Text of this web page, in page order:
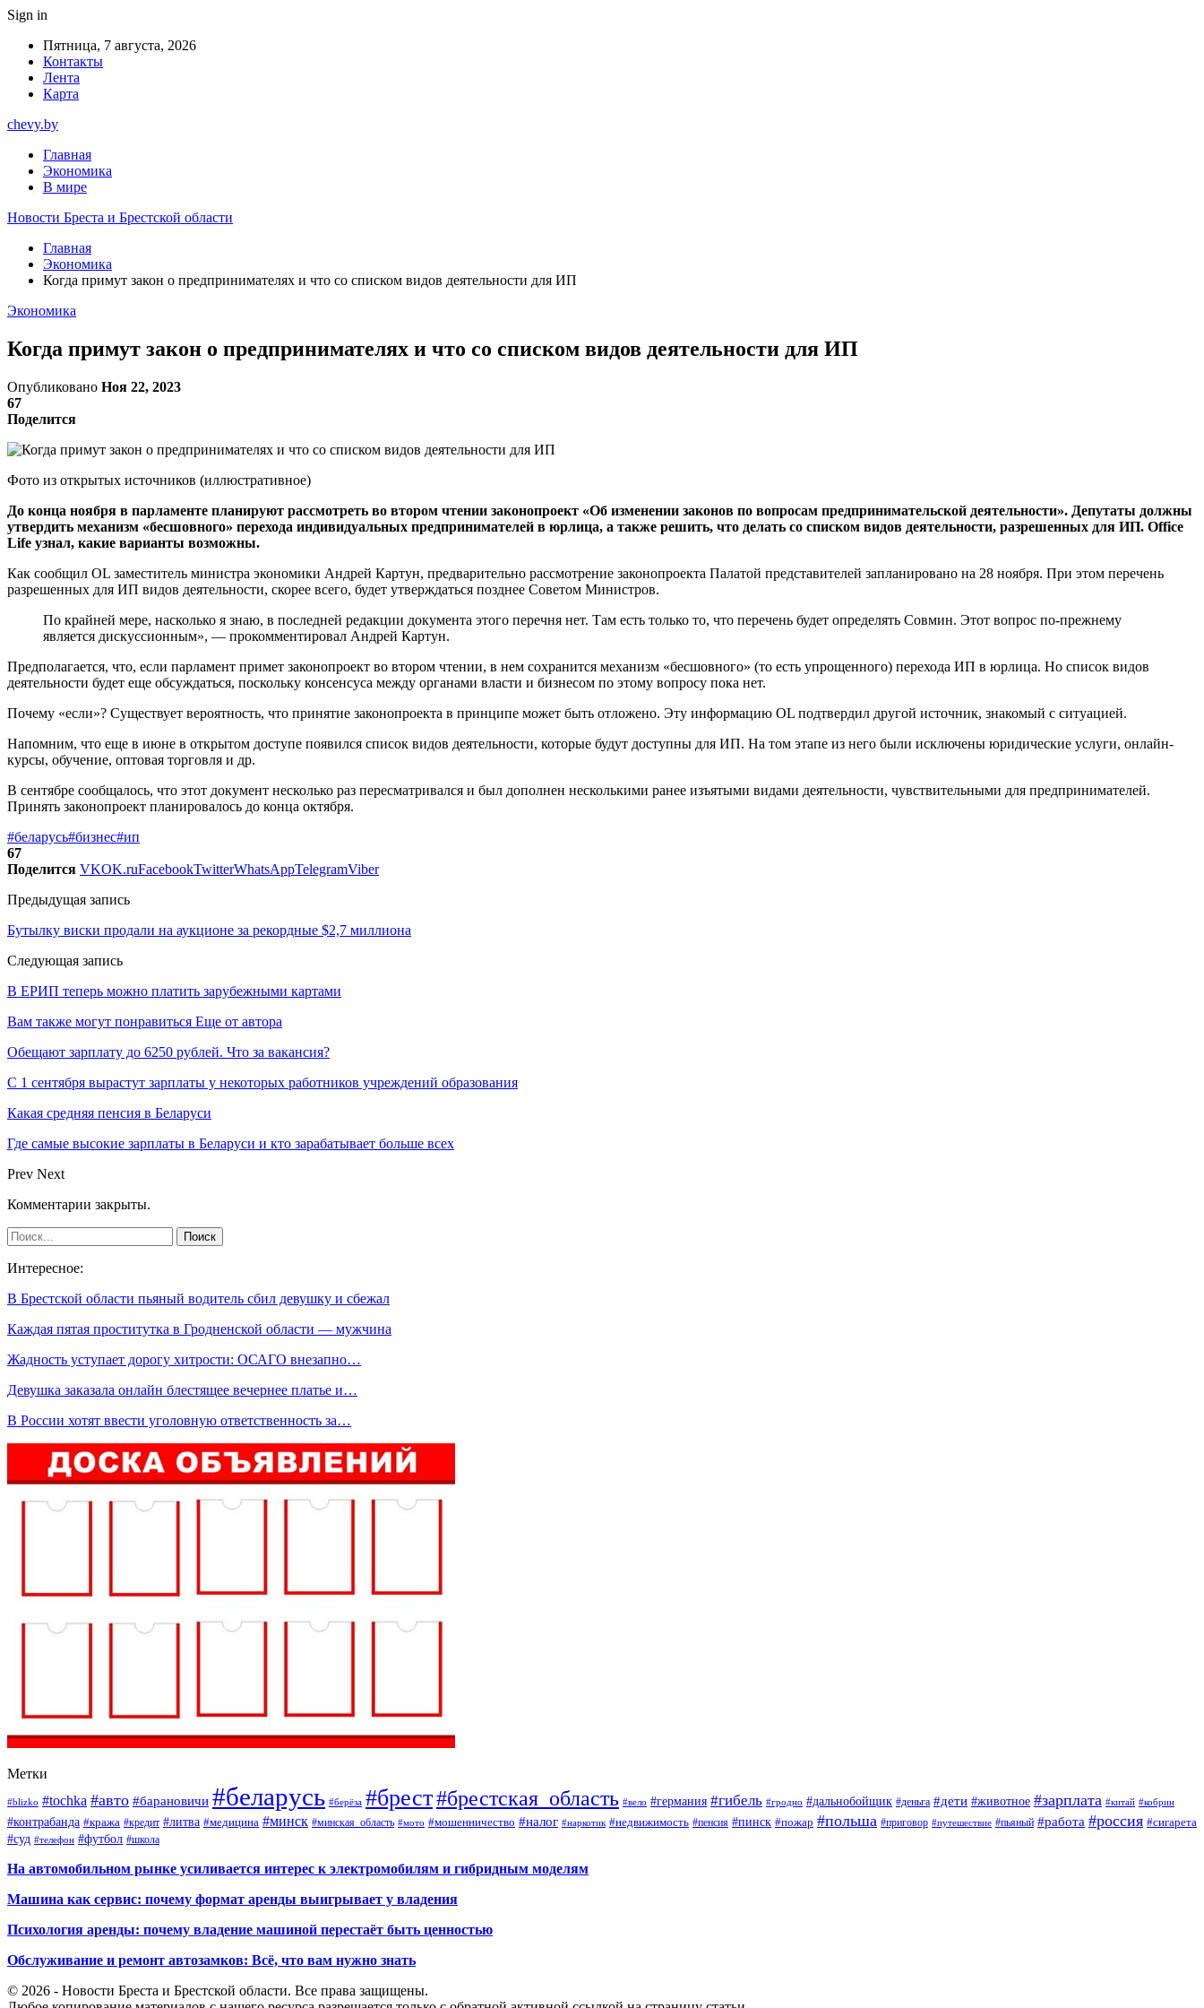
Sign in
Пятница, 7 августа, 2026
Контакты
Лента
Карта
chevy.by
Главная
Экономика
В мире
Новости Бреста и Брестской области
Главная
Экономика
Когда примут закон о предпринимателях и что со списком видов деятельности для ИП
Экономика
Когда примут закон о предпринимателях и что со списком видов деятельности для ИП
Опубликовано Ноя 22, 2023
67
Поделится
Фото из открытых источников (иллюстративное)
До конца ноября в парламенте планируют рассмотреть во втором чтении законопроект «Об изменении законов по вопросам предпринимательской деятельности». Депутаты должны
утвердить механизм «бесшовного» перехода индивидуальных предпринимателей в юрлица, а также решить, что делать со списком видов деятельности, разрешенных для ИП. Office
Life узнал, какие варианты возможны.
Как сообщил OL заместитель министра экономики Андрей Картун, предварительно рассмотрение законопроекта Палатой представителей запланировано на 28 ноября. При этом перечень
разрешенных для ИП видов деятельности, скорее всего, будет утверждаться позднее Советом Министров.
По крайней мере, насколько я знаю, в последней редакции документа этого перечня нет. Там есть только то, что перечень будет определять Совмин. Этот вопрос по-прежнему
является дискуссионным», — прокомментировал Андрей Картун.
Предполагается, что, если парламент примет законопроект во втором чтении, в нем сохранится механизм «бесшовного» (то есть упрощенного) перехода ИП в юрлица. Но список видов
деятельности будет еще обсуждаться, поскольку консенсуса между органами власти и бизнесом по этому вопросу пока нет.
Почему «если»? Существует вероятность, что принятие законопроекта в принципе может быть отложено. Эту информацию OL подтвердил другой источник, знакомый с ситуацией.
Напомним, что еще в июне в открытом доступе появился список видов деятельности, которые будут доступны для ИП. На том этапе из него были исключены юридические услуги, онлайн-
курсы, обучение, оптовая торговля и др.
В сентябре сообщалось, что этот документ несколько раз пересматривался и был дополнен несколькими ранее изъятыми видами деятельности, чувствительными для предпринимателей.
Принять законопроект планировалось до конца октября.
#беларусь#бизнес#ип
67
Поделится VKOK.ruFacebookTwitterWhatsAppTelegramViber
Предыдущая запись
Бутылку виски продали на аукционе за рекордные $2,7 миллиона
Следующая запись
В ЕРИП теперь можно платить зарубежными картами
Вам также могут понравиться Еще от автора
Обещают зарплату до 6250 рублей. Что за вакансия?
С 1 сентября вырастут зарплаты у некоторых работников учреждений образования
Какая средняя пенсия в Беларуси
Где самые высокие зарплаты в Беларуси и кто зарабатывает больше всех
Prev Next
Комментарии закрыты.
Интересное:
В Брестской области пьяный водитель сбил девушку и сбежал
Каждая пятая проститутка в Гродненской области — мужчина
Жадность уступает дорогу хитрости: ОСАГО внезапно…
Девушка заказала онлайн блестящее вечернее платье и…
В России хотят ввести уголовную ответственность за…
Метки
#blizko #tochka #авто #барановичи #беларусь #берёза #брест#брестская_область #вело #германия #гибель #гродно #дальнобойщик #деньга #дети #животное #зарплата #китай #кобрин
#контрабанда #кража #кредит #литва #медицина #минск #минская_область #мото #мошенничество #налог #наркотик #недвижимость #пенсия #пинск #пожар #польша #приговор #путешествие #пьяный #работа #россия #сигарета
#суд #телефон #футбол #школа
На автомобильном рынке усиливается интерес к электромобилям и гибридным моделям
Машина как сервис: почему формат аренды выигрывает у владения
Психология аренды: почему владение машиной перестаёт быть ценностью
Обслуживание и ремонт автозамков: Всё, что вам нужно знать
© 2026 - Новости Бреста и Брестской области. Все права защищены.